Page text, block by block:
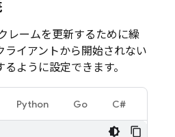
レームを更新するために繰
ライアントから開始されない
ように設定できます。
Python Go C#